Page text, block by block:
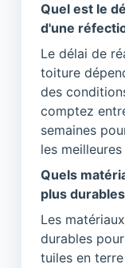
Quel est le
d'une
Le délai de
toiture
des
comptez
semaines
les
Quels
plus
Les
durables
tuiles en